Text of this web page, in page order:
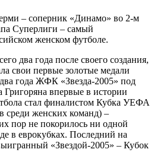
– соперник «Динамо» во 2-м
Суперлиги – самый
женском футболе.
два года после своего создания,
свои первые золотые медали
года ЖФК «Звезда-2005» под
Григоряна впервые в истории
стал финалистом Кубка УЕФА
среди женских команд) –
пор не покорилось ни одной
в еврокубках. Последний на
«Звездой-2005» – Кубок